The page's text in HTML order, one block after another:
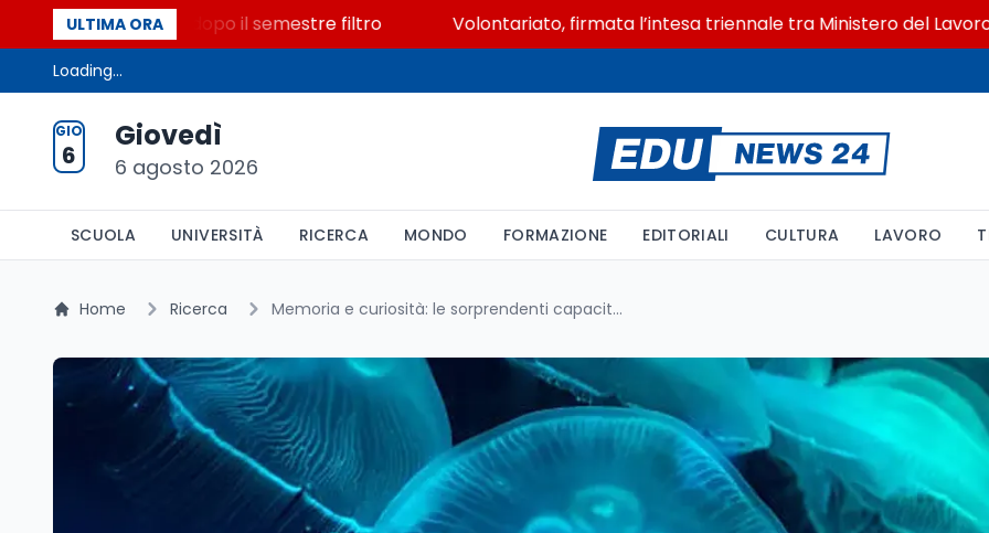
ULTIMA ORA
posti vacanti dopo il semestre filtro Volontariato, firmata l’intesa triennale tra Ministero del Lavoro e
Loading...
GIO
6
Giovedì
6 agosto 2026
SCUOLA UNIVERSITÀ RICERCA MONDO FORMAZIONE EDITORIALI CULTURA LAVORO
Home Ricerca Memoria e curiosità: le sorprendenti capacità del cervello diffuso nelle meduse Aurelia